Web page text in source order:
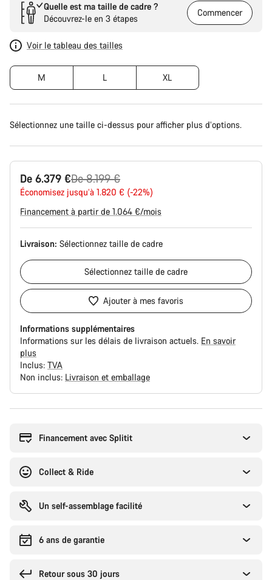
Quelle est ma taille de cadre ?
Découvrez-le en 3 étapes
Commencer
Voir le tableau des tailles
M L XL
Sélectionnez une taille ci-dessus pour afficher plus d’options.
De 6.379 €
Prix
d’origine
De 8.199 €
Économisez jusqu’à 1.820 € (-22%)
Financement à partir de 1.064 €/mois
Livraison: Sélectionnez taille de cadre
Sélectionnez taille de cadre
Ajouter à mes favoris
Informations supplémentaires
Informations sur les délais de livraison actuels. En savoir
plus
Inclus: TVA
Non inclus: Livraison et emballage
Financement avec Splitit
Collect & Ride
Un self-assemblage facilité
6 ans de garantie
Retour sous 30 jours